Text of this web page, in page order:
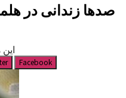
صدها زندانی در
Facebook